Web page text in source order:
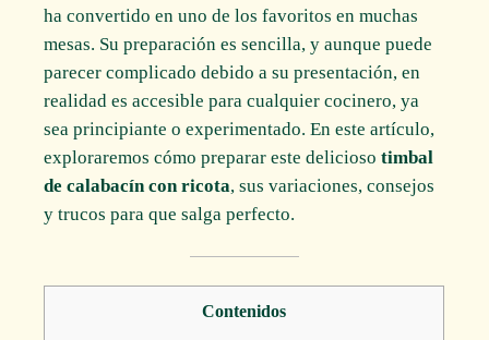
ha convertido en uno de los favoritos en muchas
mesas. Su preparación es sencilla, y aunque puede
parecer complicado debido a su presentación, en
realidad es accesible para cualquier cocinero, ya
sea principiante o experimentado. En este artículo,
exploraremos cómo preparar este deliciosotimbal
de calabacín con ricota, sus variaciones, consejos
y trucos para que salga perfecto.
Contenidos